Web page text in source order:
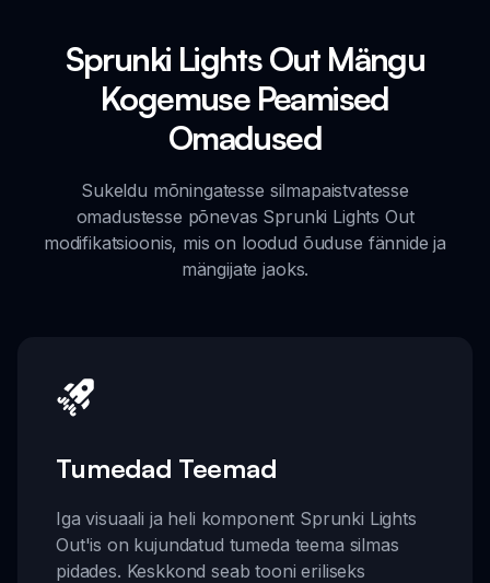
Sprunki Lights Out Mängu
Kogemuse Peamised
Omadused
Sukeldu mõningatesse silmapaistvatesse
omadustesse põnevas Sprunki Lights Out
modifikatsioonis, mis on loodud õuduse fännide ja
mängijate jaoks.
Tumedad Teemad
Iga visuaali ja heli komponent Sprunki Lights
Out'is on kujundatud tumeda teema silmas
pidades. Keskkond seab tooni eriliseks